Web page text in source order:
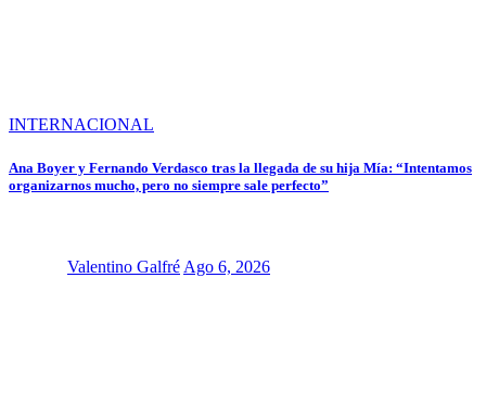
INTERNACIONAL
Ana Boyer y Fernando Verdasco tras la llegada de su hija Mía: “Intentamos
organizarnos mucho, pero no siempre sale perfecto”
Valentino Galfré Ago 6, 2026